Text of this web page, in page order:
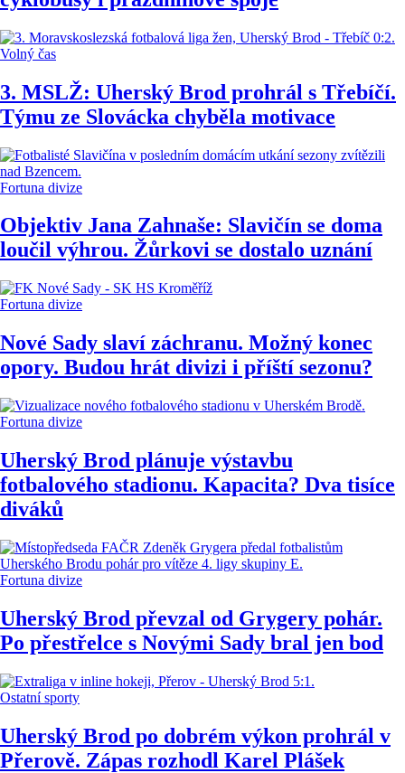
Volný čas
3. MSLŽ: Uherský Brod prohrál s Třebíčí.
Týmu ze Slovácka chyběla motivace
Fortuna divize
Objektiv Jana Zahnaše: Slavičín se doma
loučil výhrou. Žůrkovi se dostalo uznání
Fortuna divize
Nové Sady slaví záchranu. Možný konec
opory. Budou hrát divizi i příští sezonu?
Fortuna divize
Uherský Brod plánuje výstavbu
fotbalového stadionu. Kapacita? Dva tisíce
diváků
Fortuna divize
Uherský Brod převzal od Grygery pohár.
Po přestřelce s Novými Sady bral jen bod
Ostatní sporty
Uherský Brod po dobrém výkon prohrál v
Přerově. Zápas rozhodl Karel Plášek